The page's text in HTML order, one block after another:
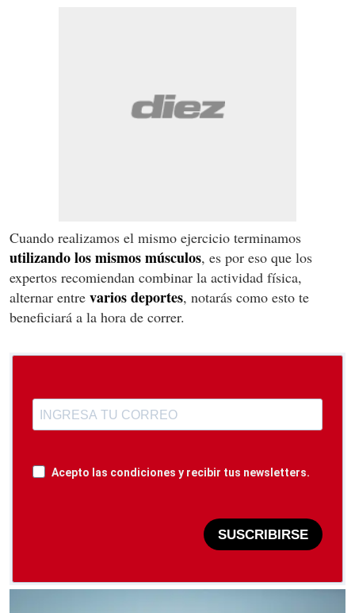
Cuando realizamos el mismo ejercicio terminamos
utilizando los mismos músculos, es por eso que los
expertos recomiendan combinar la actividad física,
alternar entre varios deportes, notarás como esto te
beneficiará a la hora de correr.
Acepto las condiciones y recibir tus newsletters.
SUSCRIBIRSE